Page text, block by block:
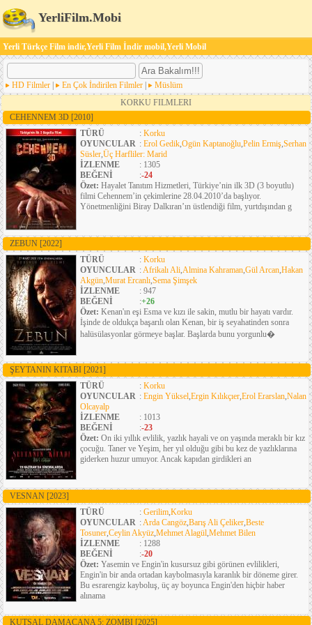
YerliFilm.Mobi
Yerli Türkçe Film indir,Yerli Film İndir mobil,Yerli Mobil
HD Filmler En Çok İndirilen Filmler
Müslüm
KORKU FILMLERI
CEHENNEM 3D [2010]
TÜRÜ
: Korku
OYUNCULAR : Erol Gedik,Ogün Kaptanoğlu,Pelin Ermiş,Serhan
Süsler,Üç Harfliler: Marid
İZLENME
: 1305
BEĞENİ
:-24
Özet: Hayalet Tanıtım Hizmetleri, Türkiye’nin ilk 3D (3 boyutlu)
filmi Cehennem’in çekimlerine 28.04.2010’da başlıyor.
Yönetmenliğini Biray Dalkıran’ın üstlendiği film, yurtdışından g
ZEBUN [2022]
TÜRÜ
: Korku
OYUNCULAR :Afrikalı Ali,Almina Kahraman,Gül Arcan,Hakan
Akgün,Murat Ercanlı,Sema Şimşek
İZLENME
: 947
BEĞENİ
:+26
Özet: Kenan'ın eşi Esma ve kızı ile sakin, mutlu bir hayatı vardır.
İşinde de oldukça başarılı olan Kenan, bir iş seyahatinden sonra
halüsülasyonlar görmeye başlar. Başlarda bunu yorgunlu�
ŞEYTANIN KITABI [2021]
TÜRÜ
: Korku
OYUNCULAR : Engin Yüksel,Ergin Kılıkçıer,Erol Erarslan,Nalan
Olcayalp
İZLENME
: 1013
BEĞENİ
:-23
Özet: On iki yıllık evlilik, yazlık hayali ve on yaşında meraklı bir kız
çocuğu. Taner ve Yeşim, her yıl olduğu gibi bu kez de yazlıklarına
giderken huzur umuyor. Ancak kapıdan girdikleri an
VESNAN [2023]
TÜRÜ
: Gerilim,Korku
OYUNCULAR :Arda Cangöz,Barış Ali Çeliker,Beste
Tosuner,Ceylin Akyüz,Mehmet Alagül,Mehmet Bilen
İZLENME
: 1288
BEĞENİ
:-20
Özet: Yasemin ve Engin'in kusursuz gibi görünen evlilikleri,
Engin'in bir anda ortadan kaybolmasıyla karanlık bir döneme girer.
Bu esrarengiz kayboluş, üç ay boyunca Engin'den hiçbir haber
alınama
KUTSAL DAMACANA 5: ZOMBI [2025]